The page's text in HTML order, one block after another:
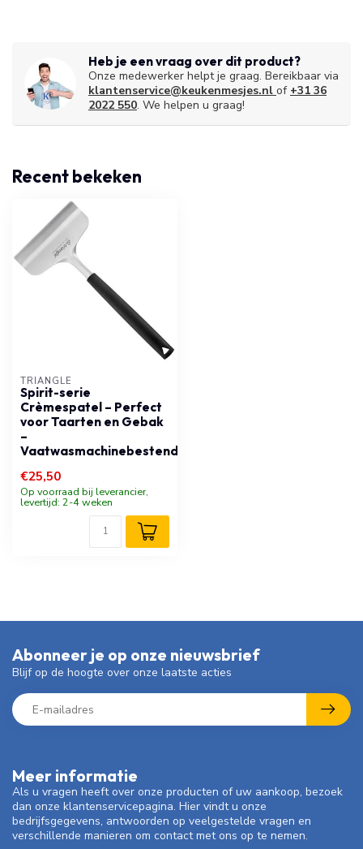
Heb je een vraag over dit product?
Onze medewerker helpt je graag. Bereikbaar via
klantenservice@keukenmesjes.nl of +31 36
2022 550. We helpen u graag!
Recent bekeken
TRIANGLE
Spirit-serie
Crèmespatel – Perfect
voor Taarten en Gebak
–
Vaatwasmachinebestendig
€25,50
Op voorraad bij leverancier,
levertijd: 2-4 weken
Meer informatie
Als u vragen heeft over onze producten of uw aankoop, bezoek
dan onze klantenservicepagina. Hier vindt u onze
bedrijfsgegevens, antwoorden op veelgestelde vragen en
verschillende manieren om contact met ons op te nemen.
Abonneer je op onze nieuwsbrief
Blijf op de hoogte over onze laatste acties